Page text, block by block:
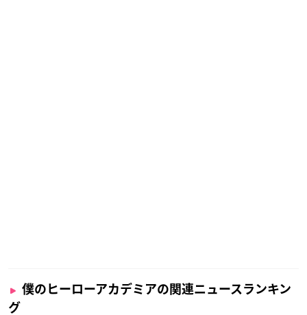
僕のヒーローアカデミアの関連ニュースランキン
グ